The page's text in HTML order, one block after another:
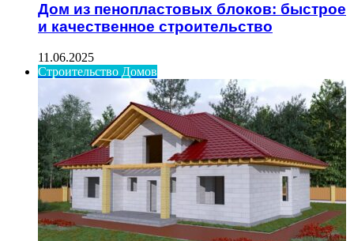
Дом из пенопластовых блоков: быстрое
и качественное строительство
11.06.2025
Строительство Домов